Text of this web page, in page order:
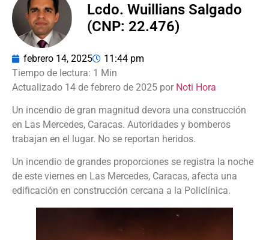
Lcdo. Wuillians Salgado
(CNP: 22.476)
febrero 14, 2025 11:44 pm
Actualizado 14 de febrero de 2025 por Noti Hora
Un incendio de gran magnitud devora una construcción
en Las Mercedes, Caracas. Autoridades y bomberos
trabajan en el lugar. No se reportan heridos.
Un incendio de grandes proporciones se registra la noche
de este viernes en Las Mercedes, Caracas, afecta una
edificación en construcción cercana a la Policlínica.